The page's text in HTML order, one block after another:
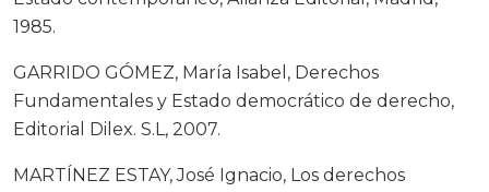
1985.
GARRIDO GÓMEZ, María Isabel, Derechos
Fundamentales y Estado democrático de derecho,
Editorial Dilex. S.L, 2007.
MARTÍNEZ ESTAY, José Ignacio, Los derechos